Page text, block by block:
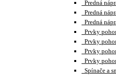
Predná
Predná
Predná
Prvky
Prvky
Prvky
Prvky
Spínače a